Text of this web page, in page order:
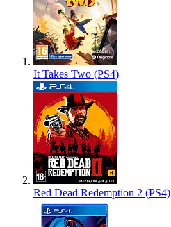
It Takes Two (PS4)
Red Dead Redemption 2 (PS4)